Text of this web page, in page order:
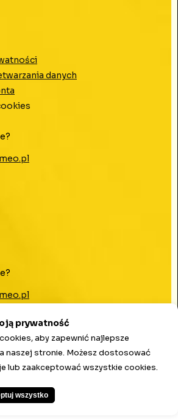
danych
prawa zastrzeżone.
prywatność
aby zapewnić najlepsze
naszej stronie. Możesz dostosować
lub zaakceptować wszystkie cookies.
wszystko